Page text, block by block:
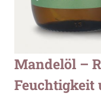
Zum
Anfang
der
Mandelöl –
Feuchtigkeit